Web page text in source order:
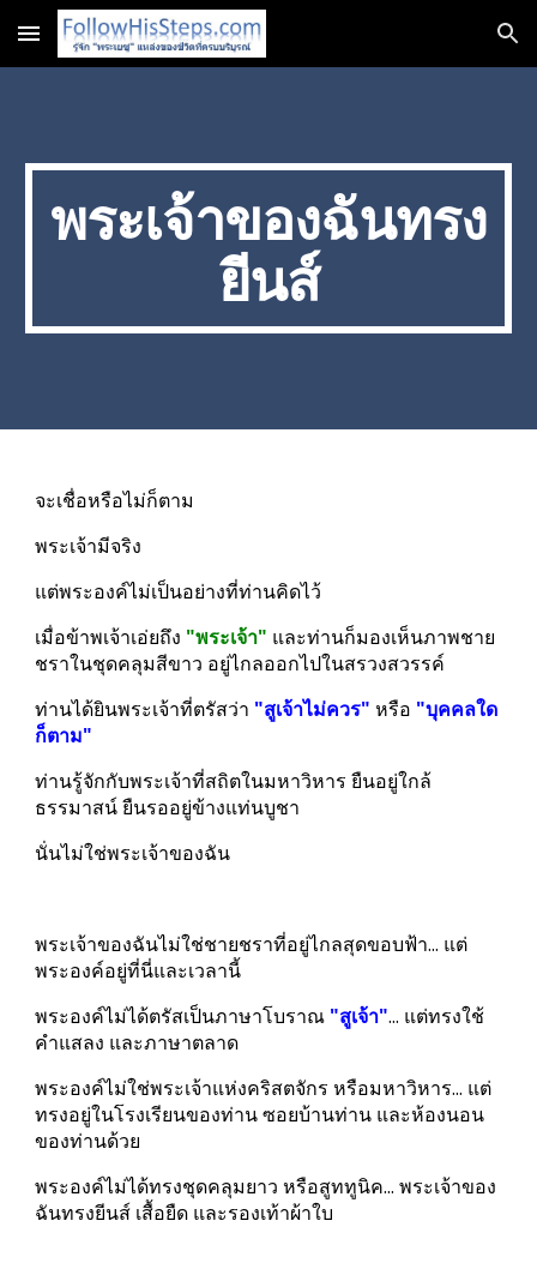
Skip to main content Skip to navigation
พระเจ้าของฉันทรง
ยีนส์
จะเชื่อหรือไม่ก็ตาม
พระเจ้ามีจริง
แต่พระองค์ไม่เป็นอย่างที่ท่านคิดไว้
เมื่อข้าพเจ้าเอ่ยถึง "พระเจ้า" และท่านก็มองเห็นภาพชาย
ชราในชุดคลุมสีขาว อยู่ไกลออกไปในสรวงสวรรค์
ท่านได้ยินพระเจ้าที่ตรัสว่า "สูเจ้าไม่ควร" หรือ "บุคคลใด
ก็ตาม"
ท่านรู้จักกับพระเจ้าที่สถิตในมหาวิหาร ยืนอยู่ใกล้
ธรรมาสน์ ยืนรออยู่ข้างแท่นบูชา
นั่นไม่ใช่พระเจ้าของฉัน
พระเจ้าของฉันไม่ใช่ชายชราที่อยู่ไกลสุดขอบฟ้า... แต่
พระองค์อยู่ที่นี่และเวลานี้
พระองค์ไม่ได้ตรัสเป็นภาษาโบราณ "สูเจ้า"... แต่ทรงใช้
คำแสลง และภาษาตลาด
พระองค์ไม่ใช่พระเจ้าแห่งคริสตจักร หรือมหาวิหาร... แต่
ทรงอยู่ในโรงเรียนของท่าน ซอยบ้านท่าน และห้องนอน
ของท่านด้วย
พระองค์ไม่ได้ทรงชุดคลุมยาว หรือสูททูนิค... พระเจ้าของ
ฉันทรงยีนส์ เสื้อยืด และรองเท้าผ้าใบ